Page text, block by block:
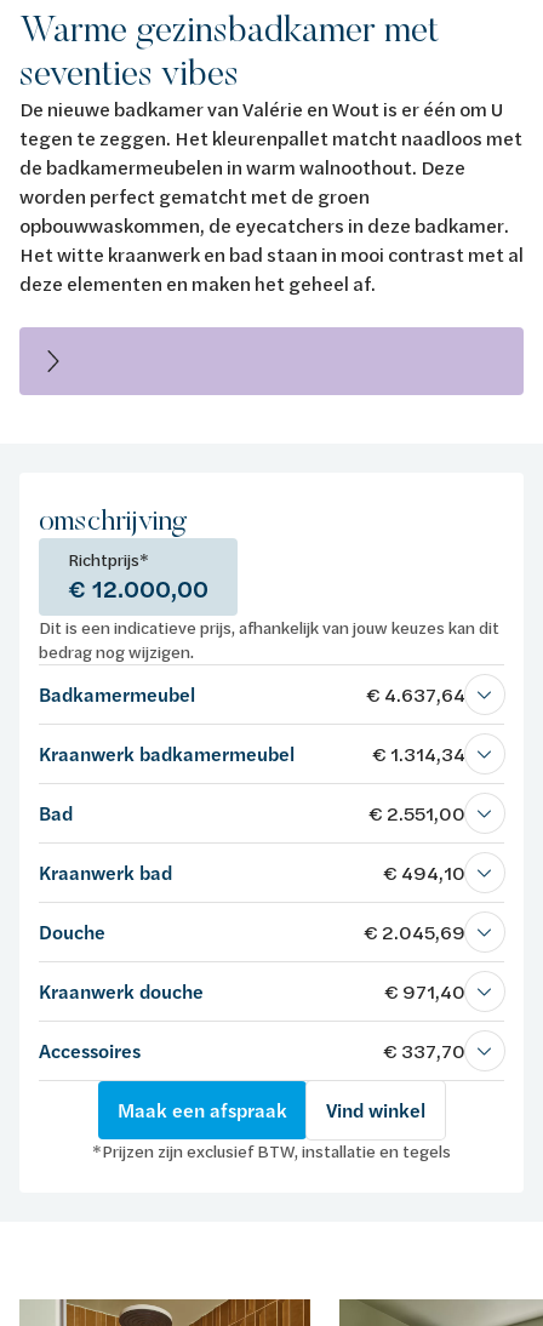
Warme gezinsbadkamer met
seventies vibes
De nieuwe badkamer van Valérie en Wout is er één om U
tegen te zeggen. Het kleurenpallet matcht naadloos met
de badkamermeubelen in warm walnoothout. Deze
worden perfect gematcht met de groen
opbouwwaskommen, de eyecatchers in deze badkamer.
Het witte kraanwerk en bad staan in mooi contrast met al
deze elementen en maken het geheel af.
omschrijving
Richtprijs*
€ 12.000,00
Dit is een indicatieve prijs, afhankelijk van jouw keuzes kan dit
bedrag nog wijzigen.
Badkamermeubel € 4.637,64
Kraanwerk badkamermeubel € 1.314,34
Bad € 2.551,00
Kraanwerk bad € 494,10
Douche € 2.045,69
Kraanwerk douche € 971,40
Accessoires € 337,70
Maak een afspraak Vind winkel
*Prijzen zijn exclusief BTW, installatie en tegels